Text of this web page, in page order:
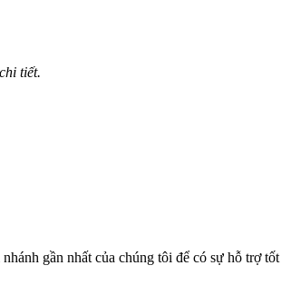
tiết.
gần nhất của chúng tôi để có sự hỗ trợ tốt